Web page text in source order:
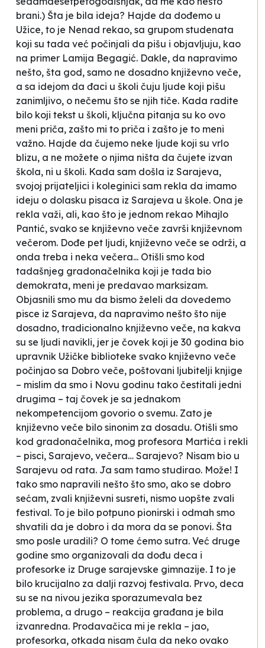
brani.) Šta je bila ideja? Hajde da dođemo u
Užice, to je Nenad rekao, sa grupom studenata
koji su tada već počinjali da pišu i objavljuju, kao
na primer Lamija Begagić. Dakle, da napravimo
nešto, šta god, samo ne dosadno književno veče,
a sa idejom da đaci u školi čuju ljude koji pišu
zanimljivo, o nečemu što se njih tiče. Kada radite
bilo koji tekst u školi, ključna pitanja su ko ovo
meni priča, zašto mi to priča i zašto je to meni
važno. Hajde da čujemo neke ljude koji su vrlo
blizu, a ne možete o njima ništa da čujete izvan
škola, ni u školi. Kada sam došla iz Sarajeva,
svojoj prijateljici i koleginici sam rekla da imamo
ideju o dolasku pisaca iz Sarajeva u škole. Ona je
rekla važi, ali, kao što je jednom rekao Mihajlo
Pantić, svako se književno veče završi književnom
večerom. Dođe pet ljudi, književno veče se održi, a
onda treba i neka večera... Otišli smo kod
tadašnjeg gradonačelnika koji je tada bio
demokrata, meni je predavao marksizam.
Objasnili smo mu da bismo želeli da dovedemo
pisce iz Sarajeva, da napravimo nešto što nije
dosadno, tradicionalno književno veče, na kakva
su se ljudi navikli, jer je čovek koji je 30 godina bio
upravnik Užičke biblioteke svako književno veče
počinjao sa Dobro veče, poštovani ljubitelji knjige
– mislim da smo i Novu godinu tako čestitali jedni
drugima – taj čovek je sa jednakom
nekompetencijom govorio o svemu. Zato je
književno veče bilo sinonim za dosadu. Otišli smo
kod gradonačelnika, mog profesora Martića i rekli
– pisci, Sarajevo, večera… Sarajevo? Nisam bio u
Sarajevu od rata. Ja sam tamo studirao. Može! I
tako smo napravili nešto što smo, ako se dobro
sećam, zvali književni susreti, nismo uopšte zvali
festival. To je bilo potpuno pionirski i odmah smo
shvatili da je dobro i da mora da se ponovi. Šta
smo posle uradili? O tome ćemo sutra. Već druge
godine smo organizovali da dođu deca i
profesorke iz Druge sarajevske gimnazije. I to je
bilo krucijalno za dalji razvoj festivala. Prvo, deca
su se na nivou jezika sporazumevala bez
problema, a drugo – reakcija građana je bila
izvanredna. Prodavačica mi je rekla – jao,
profesorka, otkada nisam čula da neko ovako